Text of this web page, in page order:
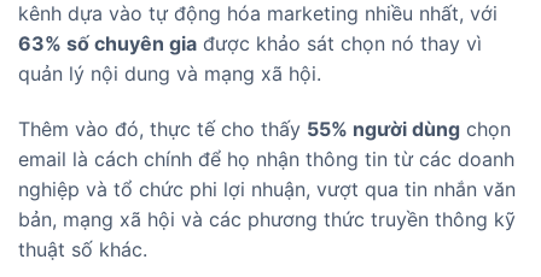
kênh dựa vào tự động hóa marketing nhiều nhất, với
63% số chuyên gia được khảo sát chọn nó thay vì
quản lý nội dung và mạng xã hội.
Thêm vào đó, thực tế cho thấy 55% người dùng chọn
email là cách chính để họ nhận thông tin từ các doanh
nghiệp và tổ chức phi lợi nhuận, vượt qua tin nhắn văn
bản, mạng xã hội và các phương thức truyền thông kỹ
thuật số khác.